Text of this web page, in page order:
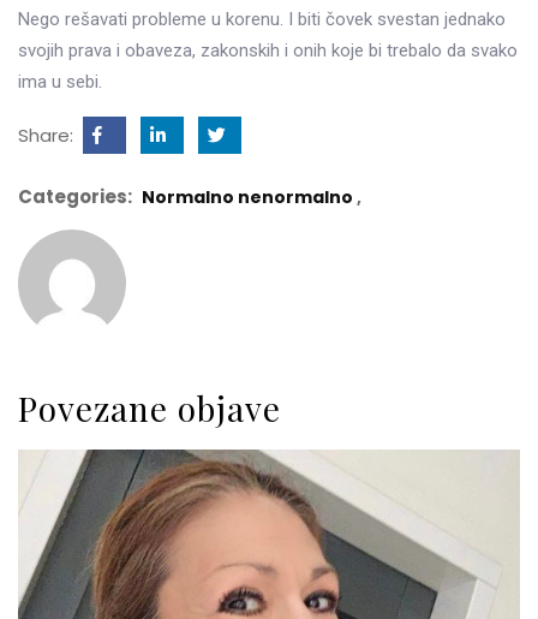
Nego rešavati probleme u korenu. I biti čovek svestan jednako
svojih prava i obaveza, zakonskih i onih koje bi trebalo da svako
ima u sebi.
Share:
Categories: Normalno nenormalno
Povezane objave